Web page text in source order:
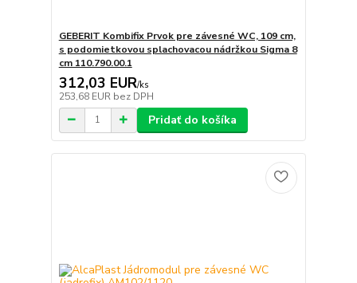
GEBERIT Kombifix Prvok pre závesné WC, 109 cm,
s podomietkovou splachovacou nádržkou Sigma 8
cm 110.790.00.1
312,03 EUR/ks
253,68 EUR bez DPH
Pridať do košíka